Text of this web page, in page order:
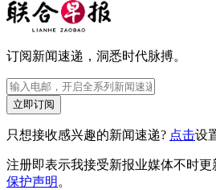
订阅新闻速递，洞悉时代脉搏。
立即订阅
只想接收感兴趣的新闻速递? 点击设
注册即表示我接受新报业媒体不时更
保护声明 。